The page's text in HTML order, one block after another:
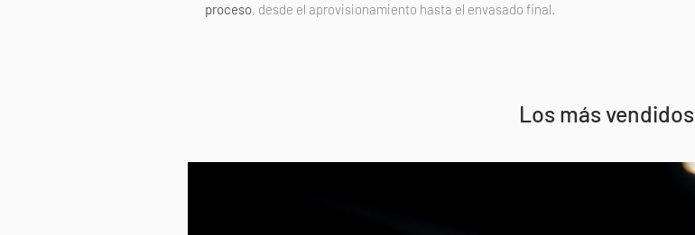
proceso, desde el aprovisionamiento hasta el envasado final.
Los más vendidos